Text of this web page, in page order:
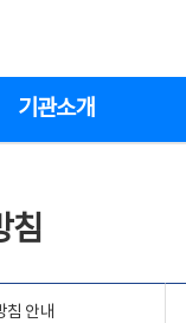
기관소개
침
침 안내